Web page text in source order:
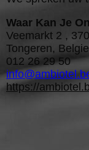
Waar Kan Je
Veemarkt 2 ,
Tongeren, Belgie
012 26 29 50
https://